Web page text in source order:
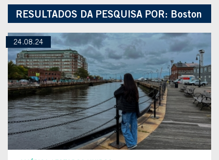
RESULTADOS DA PESQUISA POR: Boston
24.08.24